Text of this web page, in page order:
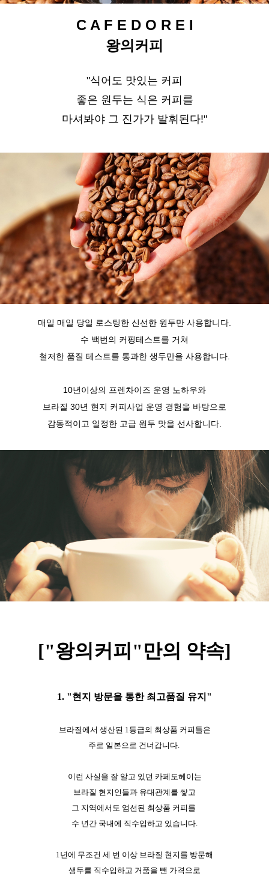
C A F E D O R E I
왕의커피
"식어도 맛있는 커피
좋은 원두는 식은 커피를
마셔봐야 그 진가가 발휘된다!"
매일 매일 당일 로스팅한 신선한 원두만 사용합니다.
수 백번의 커핑테스트를 거쳐
철저한 품질 테스트를 통과한 생두만을 사용합니다.
10년이상의 프렌차이즈 운영 노하우와
브라질 30년 현지 커피사업 운영 경험을 바탕으로
감동적이고 일정한 고급 원두 맛을 선사합니다.
["왕의커피"만의 약속]
1. "현지 방문을 통한 최고품질 유지"
브라질에서 생산된 1등급의 최상품 커피들은
주로 일본으로 건너갑니다.
이런 사실을 잘 알고 있던 카페도헤이는
브라질 현지인들과 유대관계를 쌓고
그 지역에서도 엄선된 최상품 커피를
수 년간 국내에 직수입하고 있습니다.
1년에 무조건 세 번 이상 브라질 현지를 방문해
생두를 직수입하고 거품을 뺀 가격으로